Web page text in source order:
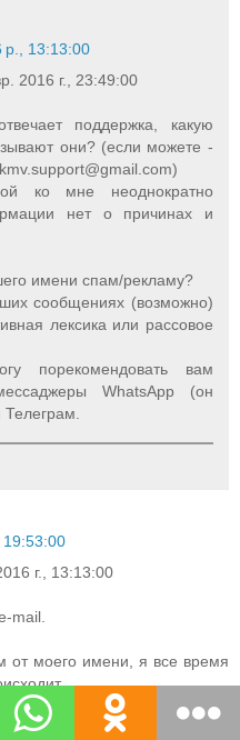
р., 13:13:00
2016 г., 23:49:00
поддержка, какую
они? (если можете -
kmv.support@gmail.com)
ко мне неоднократно
нет о причинах и
имени спам/рекламу?
сообщениях (возможно)
лексика или рассовое
порекомендовать вам
WhatsApp (он
19:53:00
г., 13:13:00
mail.
от моего имени, я все время
знаете, было пару
русски. Viber заточен под